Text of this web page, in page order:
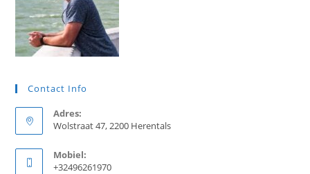
Contact Info
Adres:
Wolstraat 47, 2200 Herentals
Mobiel:
+32496261970